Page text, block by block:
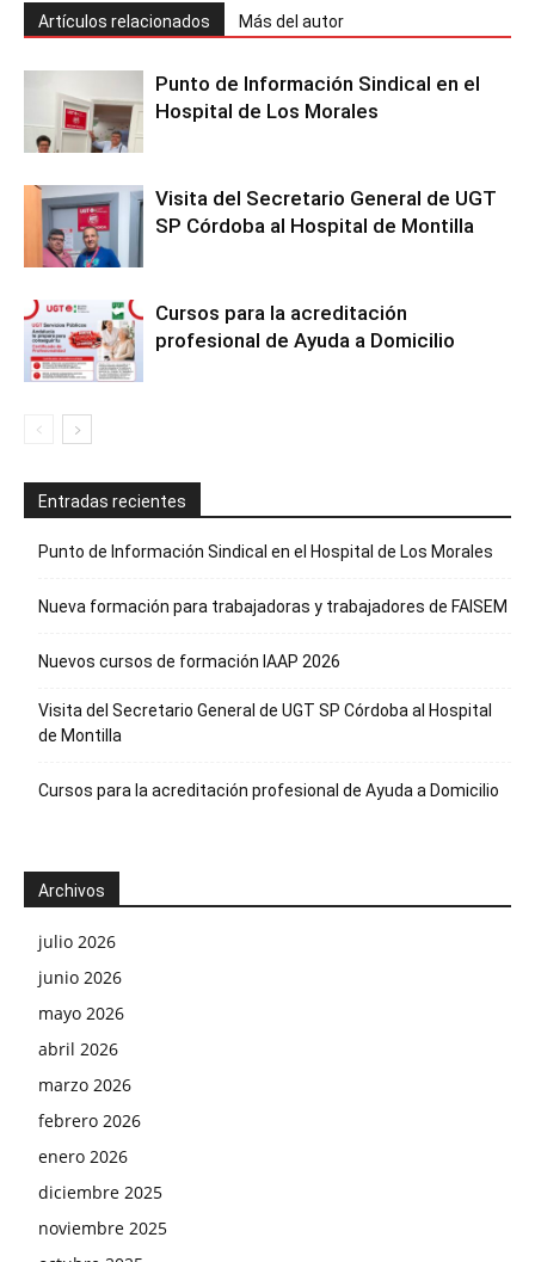
Artículos relacionados Más del autor
Punto de Información Sindical en el
Hospital de Los Morales
Visita del Secretario General de UGT
SP Córdoba al Hospital de Montilla
Cursos para la acreditación
profesional de Ayuda a Domicilio
Entradas recientes
Punto de Información Sindical en el Hospital de Los Morales
Nueva formación para trabajadoras y trabajadores de FAISEM
Nuevos cursos de formación IAAP 2026
Visita del Secretario General de UGT SP Córdoba al Hospital
de Montilla
Cursos para la acreditación profesional de Ayuda a Domicilio
Archivos
julio 2026
junio 2026
mayo 2026
abril 2026
marzo 2026
febrero 2026
enero 2026
diciembre 2025
noviembre 2025